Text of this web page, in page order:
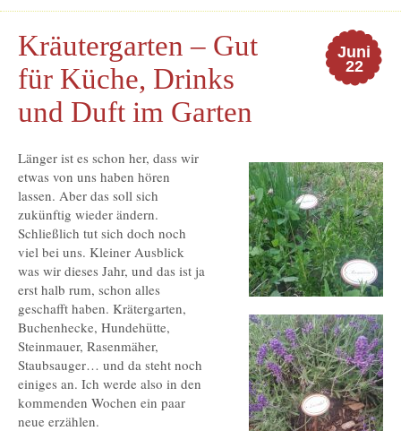
Juni
22
Kräutergarten – Gut
für Küche, Drinks
und Duft im Garten
Länger ist es schon her, dass wir
etwas von uns haben hören
lassen. Aber das soll sich
zukünftig wieder ändern.
Schließlich tut sich doch noch
viel bei uns. Kleiner Ausblick
was wir dieses Jahr, und das ist ja
erst halb rum, schon alles
geschafft haben. Krätergarten,
Buchenhecke, Hundehütte,
Steinmauer, Rasenmäher,
Staubsauger… und da steht noch
einiges an. Ich werde also in den
kommenden Wochen ein paar
neue erzählen.